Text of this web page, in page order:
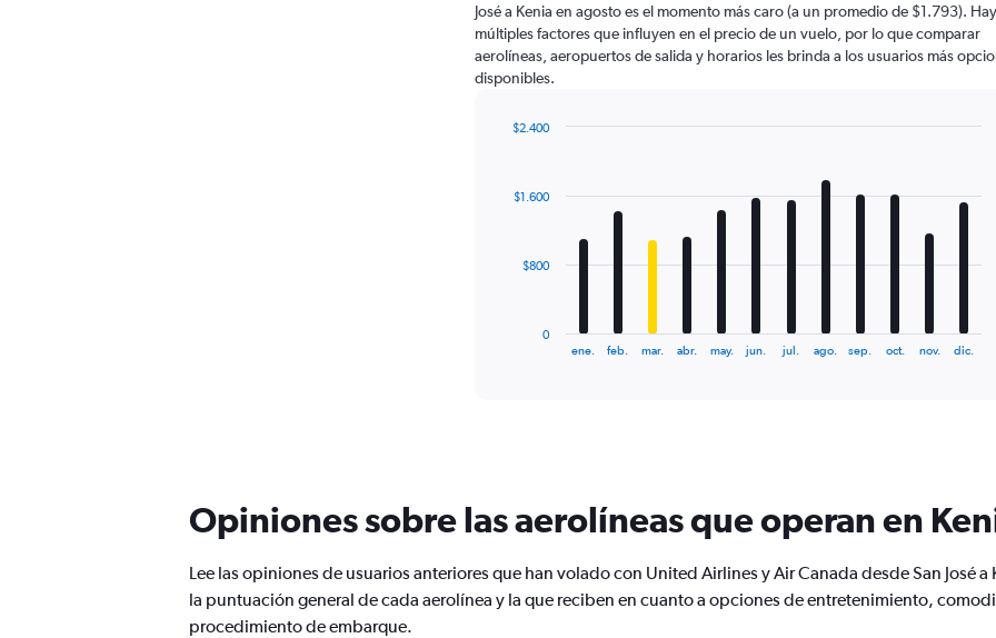
José a Kenia en agosto es el momento más caro (a un promedio de $1.793). Hay
múltiples factores que influyen en el precio de un vuelo, por lo que comparar
aerolíneas, aeropuertos de salida y horarios les brinda a los usuarios más
disponibles.
12
The
chart
has
Y
axis
ene. feb. mar. abr. may. jun. jul. ago. sep. oct. nov. dic.
0
$800
$1.600
$2.400
Opiniones sobre las aerolíneas que operan en
Lee las opiniones de usuarios anteriores que han volado con United Airlines y Air Canada desde San José
la puntuación general de cada aerolínea y la que reciben en cuanto a opciones de entretenimiento,
procedimiento de embarque.